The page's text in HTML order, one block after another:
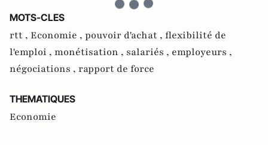
MOTS-CLES
rtt , Economie , pouvoir d'achat , flexibilité de
l'emploi , monétisation , salariés , employeurs ,
négociations , rapport de force
THEMATIQUES
Economie